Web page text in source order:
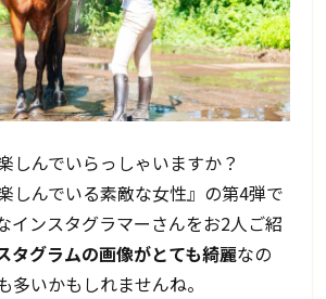
しんでいらっしゃいますか？
しんでいる素敵な女性』の第4弾で
インスタグラマーさんをお2人ご紹
タグラムの画像がとても綺麗なの
多いかもしれませんね。